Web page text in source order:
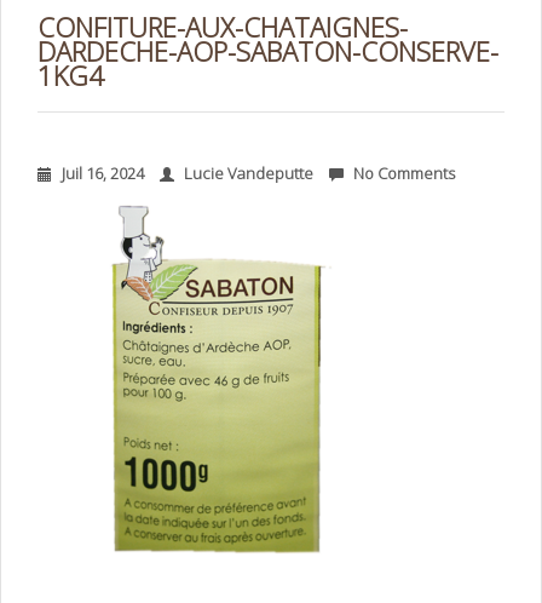
CONFITURE-AUX-CHATAIGNES-
DARDECHE-AOP-SABATON-CONSERVE-
1KG4
Juil 16, 2024 Lucie Vandeputte No Comments